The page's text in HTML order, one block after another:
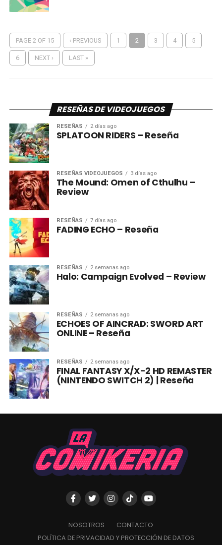
PAGE 2 OF 15 ‹ PREVIOUS 1 2 3 4 5
6 NEXT › LAST »
RESEÑAS DE VIDEOJUEGOS
RESEÑAS 2 días ago
SPLATOON RIDERS – Reseña
RESEÑAS VIDEOJUEGOS 3 días ago
The Mound: Omen of Cthulhu –
Review
RESEÑAS 7 días ago
FADING ECHO – Reseña
RESEÑAS 2 semanas ago
Halo: Campaign Evolved – Review
RESEÑAS 2 semanas ago
ECHOES OF AINCRAD: SWORD ART
ONLINE – Reseña
RESEÑAS 2 semanas ago
FINAL FANTASY X/X-2 HD REMASTER
(NINTENDO SWITCH 2) | Reseña
NOSOTROS
CONTACTO
POLÍTICA DE PRIVACIDAD Y PROTECCIÓN DE DATOS